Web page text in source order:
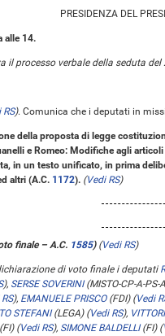
PRESIDENZA DEL
alle 14.
il processo verbale della seduta
RS). Comunica che i deputati in
della proposta di legge
e Romeo: Modifiche agli
in un testo unificato, in prima
altri (A.C. 1172). (Vedi RS)
finale – A.C. 1585) (Vedi RS)
di voto finale i deputati
), SERSE SOVERINI(MISTO-CP-A-PS-
), EMANUELE PRISCO(FDI) (Vedi
STEFANI(LEGA) (Vedi RS),
(Vedi RS), SIMONE BALDELLI(FI) (